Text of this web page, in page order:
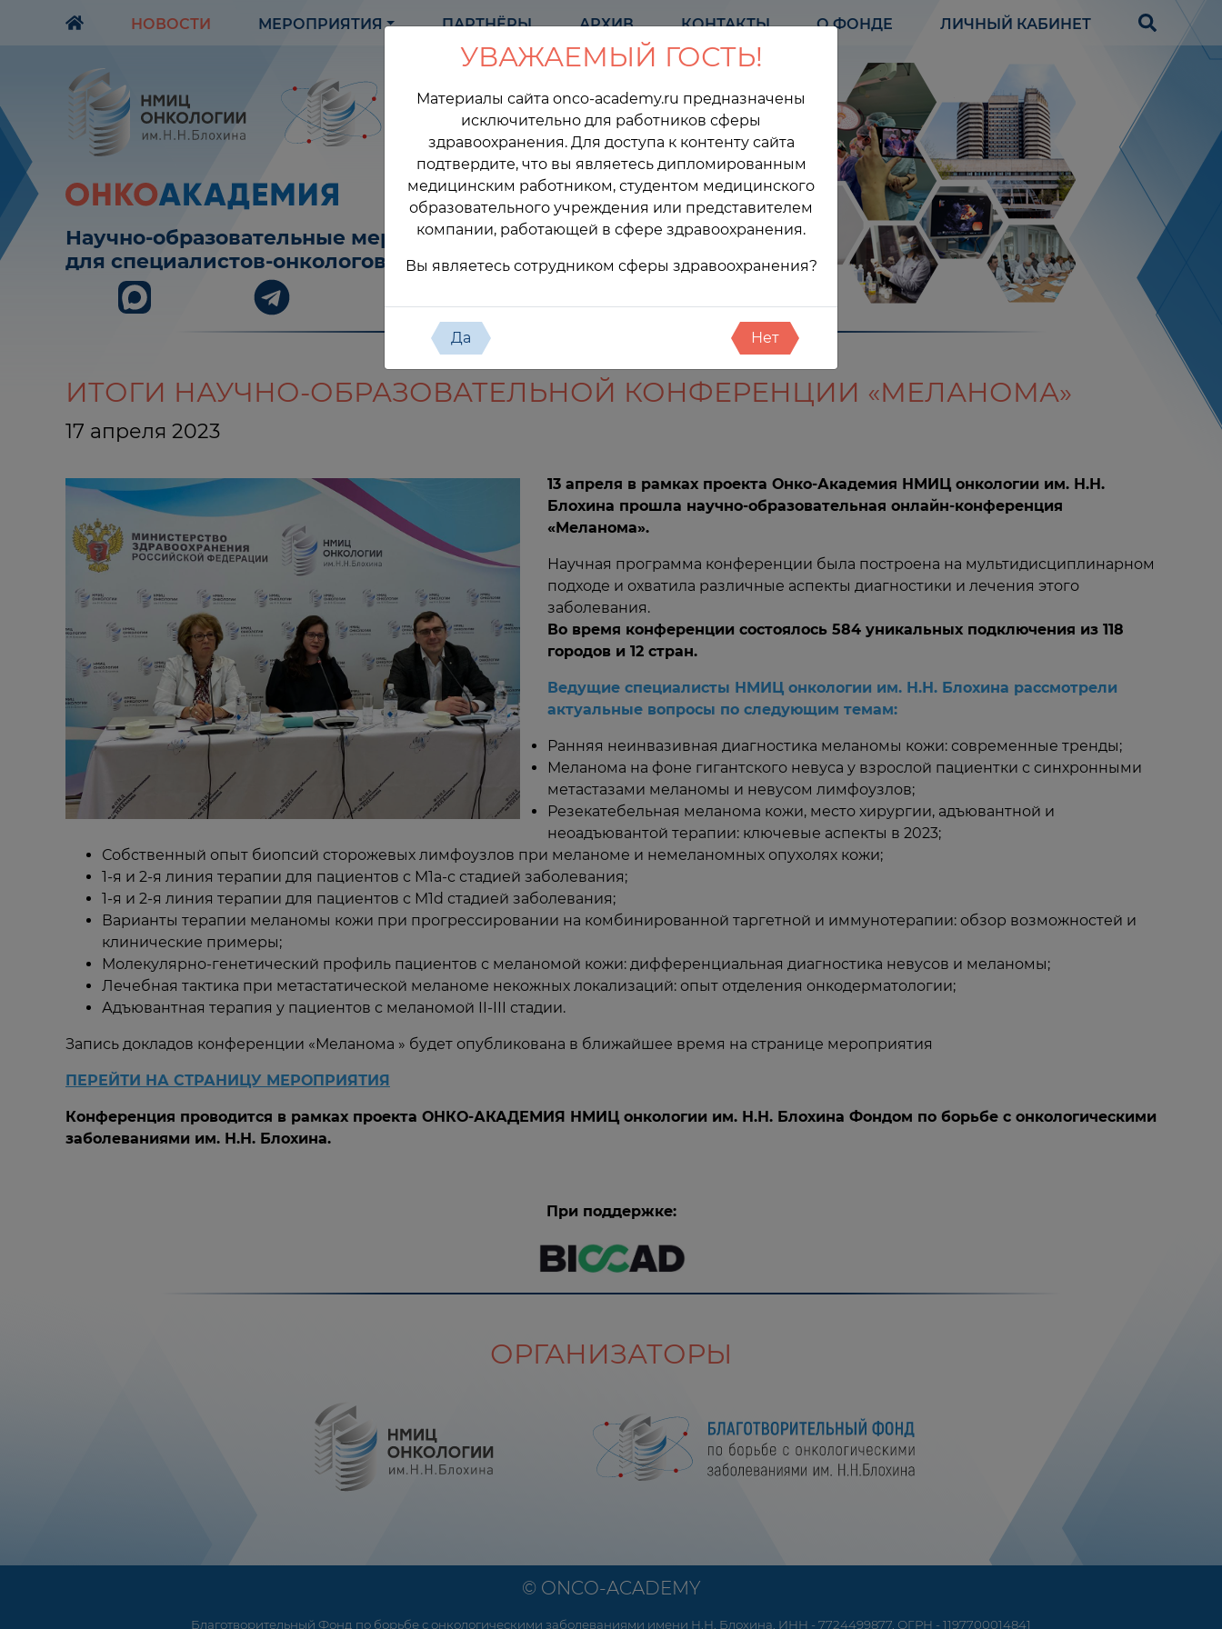
УВАЖАЕМЫЙ ГОСТЬ!
Материалы сайта onco-academy.ru предназначены
исключительно для работников сферы
здравоохранения. Для доступа к контенту сайта
подтвердите, что вы являетесь дипломированным
медицинским работником, студентом медицинского
образовательного учреждения или представителем
компании, работающей в сфере здравоохранения.
Вы являетесь сотрудником сферы здравоохранения?
Да Нет
НОВОСТИ МЕРОПРИЯТИЯ ПАРТНЁРЫ АРХИВ КОНТАКТЫ О ФОНДЕ ЛИЧНЫЙ КАБИНЕТ
Научно-образовательные мероприятия
для специалистов-онкологов
ИТОГИ НАУЧНО-ОБРАЗОВАТЕЛЬНОЙ КОНФЕРЕНЦИИ «МЕЛАНОМА»
17 апреля 2023
13 апреля в рамках проекта Онко-Академия НМИЦ онкологии им. Н.Н.
Блохина прошла научно-образовательная онлайн-конференция
«Меланома».
Научная программа конференции была построена на мультидисциплинарном
подходе и охватила различные аспекты диагностики и лечения этого
заболевания.
Во время конференции состоялось 584 уникальных подключения из 118
городов и 12 стран.
Ведущие специалисты НМИЦ онкологии им. Н.Н. Блохина рассмотрели
актуальные вопросы по следующим темам:
Ранняя неинвазивная диагностика меланомы кожи: современные тренды;
Меланома на фоне гигантского невуса у взрослой пациентки с синхронными
метастазами меланомы и невусом лимфоузлов;
Резекатебельная меланома кожи, место хирургии, адъювантной и
неоадъювантой терапии: ключевые аспекты в 2023;
Собственный опыт биопсий сторожевых лимфоузлов при меланоме и немеланомных опухолях кожи;
1-я и 2-я линия терапии для пациентов с M1a-с стадией заболевания;
1-я и 2-я линия терапии для пациентов с M1d стадией заболевания;
Варианты терапии меланомы кожи при прогрессировании на комбинированной таргетной и иммунотерапии: обзор возможностей и
клинические примеры;
Молекулярно-генетический профиль пациентов с меланомой кожи: дифференциальная диагностика невусов и меланомы;
Лечебная тактика при метастатической меланоме некожных локализаций: опыт отделения онкодерматологии;
Адъювантная терапия у пациентов с меланомой II-III стадии.
Запись докладов конференции «Меланома » будет опубликована в ближайшее время на странице мероприятия
ПЕРЕЙТИ НА СТРАНИЦУ МЕРОПРИЯТИЯ
Конференция проводится в рамках проекта ОНКО-АКАДЕМИЯ НМИЦ онкологии им. Н.Н. Блохина Фондом по борьбе с онкологическими
заболеваниями им. Н.Н. Блохина.
При поддержке:
ОРГАНИЗАТОРЫ
© ONCO-ACADEMY
Благотворительный Фонд по борьбе с онкологическими заболеваниями имени Н.Н. Блохина, ИНН - 7724499877, ОГРН - 1197700014841